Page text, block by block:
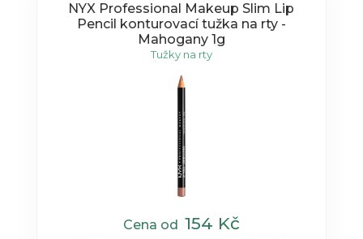
NYX Professional Makeup Slim Lip
Pencil konturovací tužka na rty -
Mahogany 1g
Tužky na rty
Cena od 154 Kč